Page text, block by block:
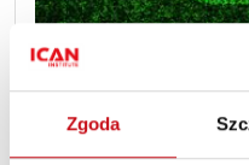
Zgoda
Według obecnej wersji